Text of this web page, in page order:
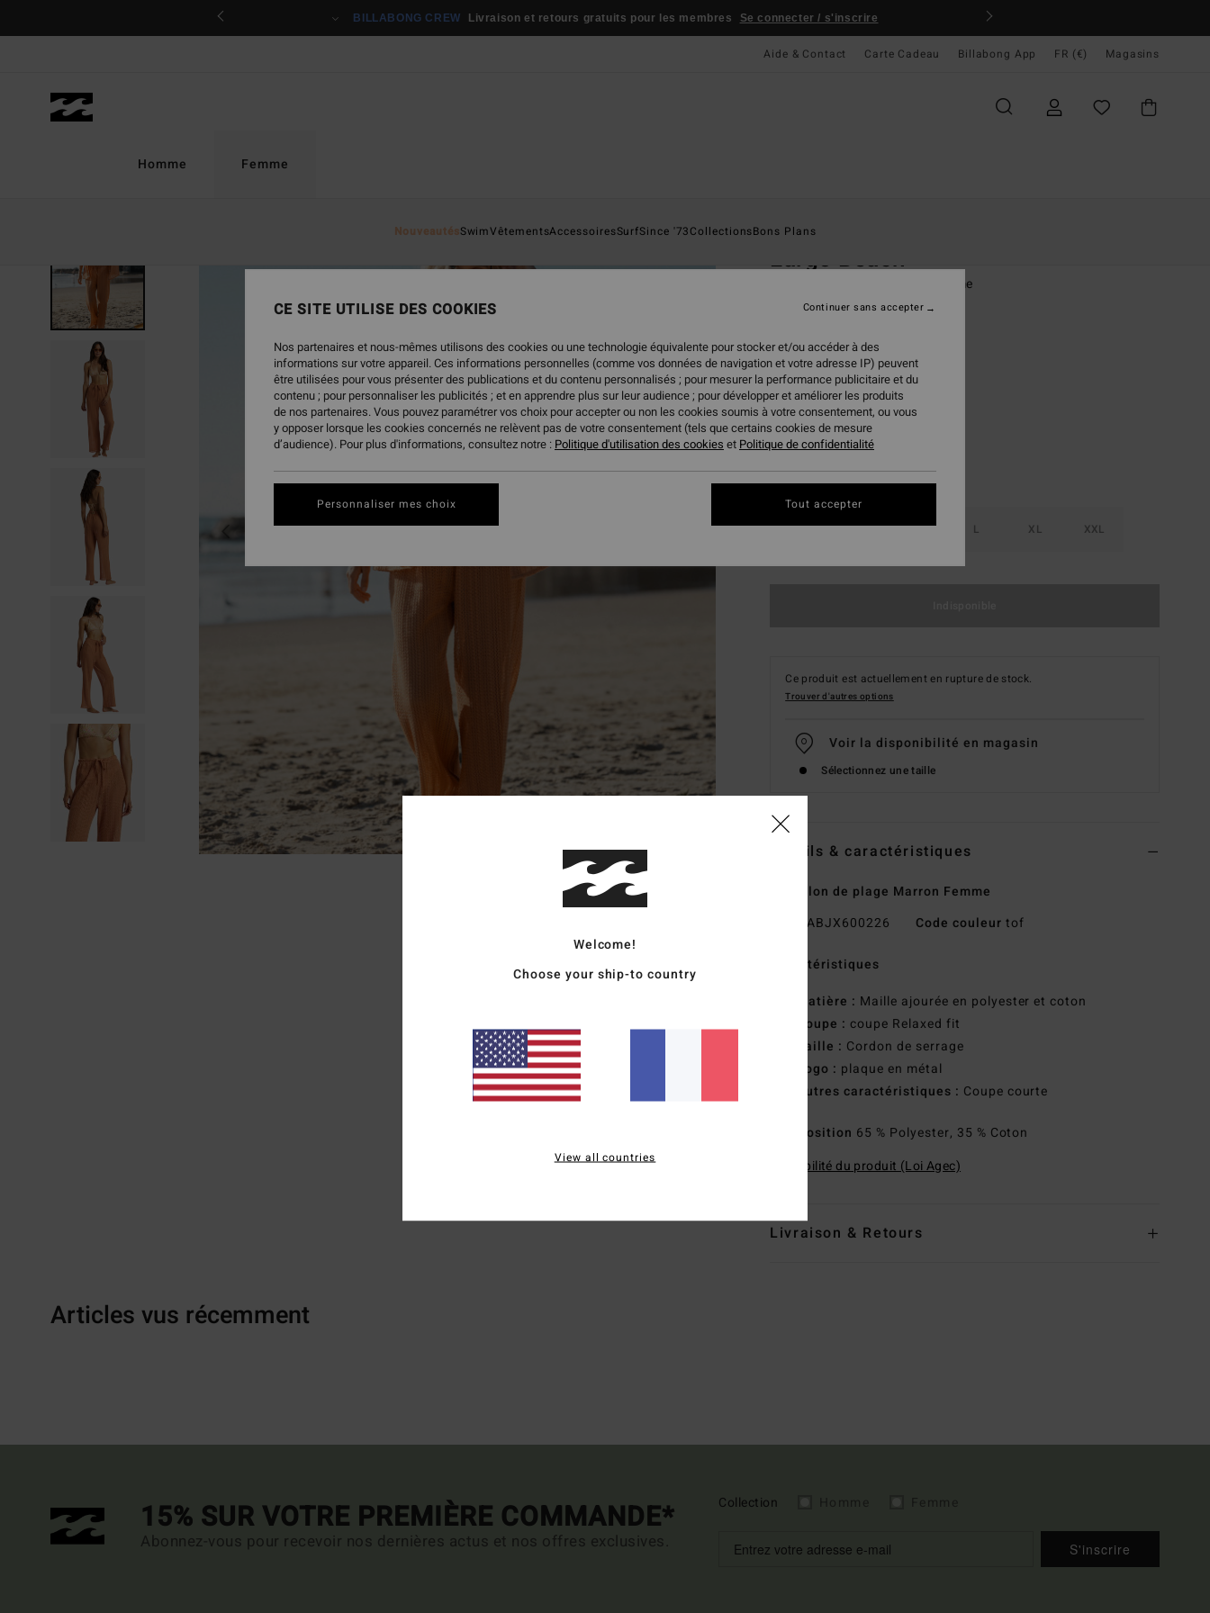
BILLABONG CREW Livraison et retours gratuits pour les membres Se connecter / s'inscrire
Aide & Contact Carte Cadeau Billabong App FR (€) Magasins
Homme Femme
NouveautésSwimVêtementsAccessoiresSurfSince '73CollectionsBons Plans
Largo Beach
Pantalon de plage Marron Femme
CouleurToffee
XS S M L XL XXL
Ce produit est actuellement en rupture de stock.
Trouver d'autres options
Voir la disponibilité en magasin
Sélectionnez une taille
Details & caractéristiques
Pantalon de plage Marron Femme
ABJX600226 Code couleur tof
Caractéristiques
Matière : Maille ajourée en polyester et coton
Coupe : coupe Relaxed fit
Taille : Cordon de serrage
Logo : plaque en métal
Autres caractéristiques : Coupe courte
Composition 65 % Polyester, 35 % Coton
Traçabilité du produit (Loi Agec)
Livraison & Retours
Articles vus récemment
15% SUR VOTRE PREMIÈRE COMMANDE*
Abonnez-vous pour recevoir nos dernières actus et nos offres exclusives.
Collection
S'inscrire
Welcome!
Choose your ship-to country
View all countries
CE SITE UTILISE DES COOKIES
Nos partenaires et nous-mêmes utilisons des cookies ou une technologie équivalente pour stocker et/ou accéder à des
informations sur votre appareil. Ces informations personnelles (comme vos données de navigation et votre adresse IP) peuvent
être utilisées pour vous présenter des publications et du contenu personnalisés ; pour mesurer la performance publicitaire et du
contenu ; pour personnaliser les publicités ; et en apprendre plus sur leur audience ; pour développer et améliorer les produits
de nos partenaires. Vous pouvez paramétrer vos choix pour accepter ou non les cookies soumis à votre consentement, ou vous
y opposer lorsque les cookies concernés ne relèvent pas de votre consentement (tels que certains cookies de mesure
d’audience). Pour plus d'informations, consultez notre : Politique d'utilisation des cookies et Politique de confidentialité
Personnaliser mes choix
Continuer sans accepter
Tout accepter